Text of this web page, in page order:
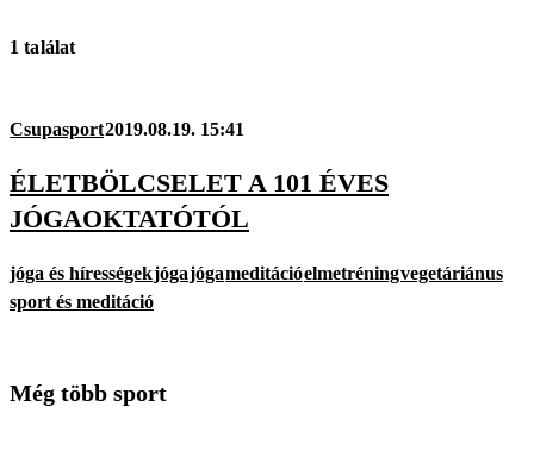
1 találat
Csupasport2019.08.19. 15:41
ÉLETBÖLCSELET A 101 ÉVES
JÓGAOKTATÓTÓL
jóga és hírességekjógajógameditációelmetréningvegetáriánus
sport és meditáció
Még több sport